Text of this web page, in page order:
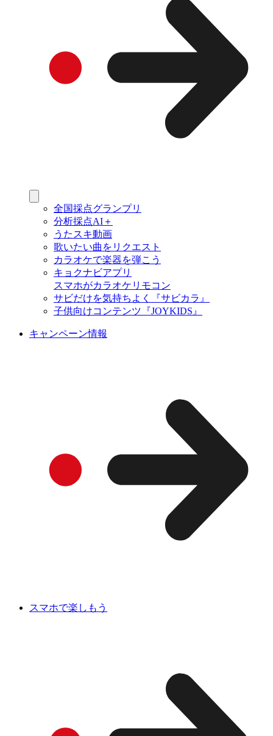
全国採点グランプリ
分析採点AI＋
うたスキ動画
歌いたい曲をリクエスト
カラオケで楽器を弾こう
キョクナビアプリ
スマホがカラオケリモコン
サビだけを気持ちよく『サビカラ』
子供向けコンテンツ『JOYKIDS』
キャンペーン情報
スマホで楽しもう